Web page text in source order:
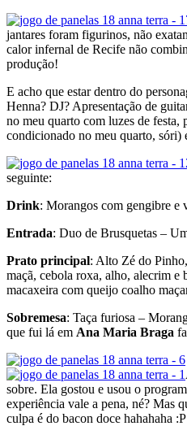
jantares foram figurinos, não
calor infernal de Recife não
produção!
E acho que estar dentro do
Henna? DJ? Apresentação de
no meu quarto com luzes de festa,
condicionado no meu quarto, sóri)
seguinte:
Drink: Morangos com gengibre e
Entrada: Duo de Brusquetas –
Prato principal: Alto Zé do
maçã, cebola roxa, alho, alecrim e
macaxeira com queijo coalho
Sobremesa: Taça furiosa –
que fui lá em Ana Maria Braga
sobre. Ela gostou e usou o
experiência vale a pena, né? Mas
culpa é do bacon doce hahahaha :P